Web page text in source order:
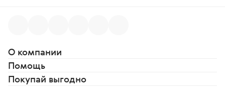
О компании
Помощь
Покупай выгодно